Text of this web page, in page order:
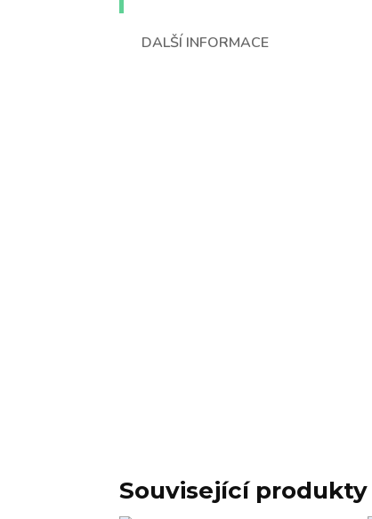
DALŠÍ INFORMACE
Související produkty